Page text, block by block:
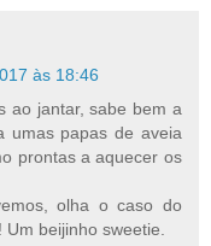
às 18:46
ao jantar, sabe bem a
umas papas de aveia
prontas a aquecer os
olha o caso do
beijinho sweetie.